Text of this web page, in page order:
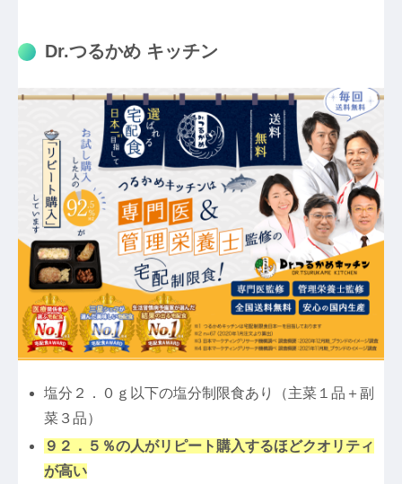
Dr.つるかめ キッチン
塩分２．０ｇ以下の塩分制限食あり（主菜１品＋副
菜３品）
９２．５％の人がリピート購入するほどクオリティ
が高い